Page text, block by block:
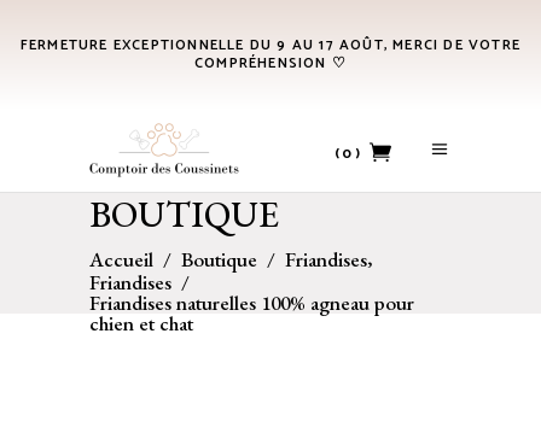
FERMETURE EXCEPTIONNELLE DU 9 AU 17 AOÛT, MERCI DE VOTRE
COMPRÉHENSION ♡
(0)
No products in the cart.
BOUTIQUE
Accueil / Boutique / Friandises,
Friandises /
Friandises naturelles 100% agneau pour
chien et chat